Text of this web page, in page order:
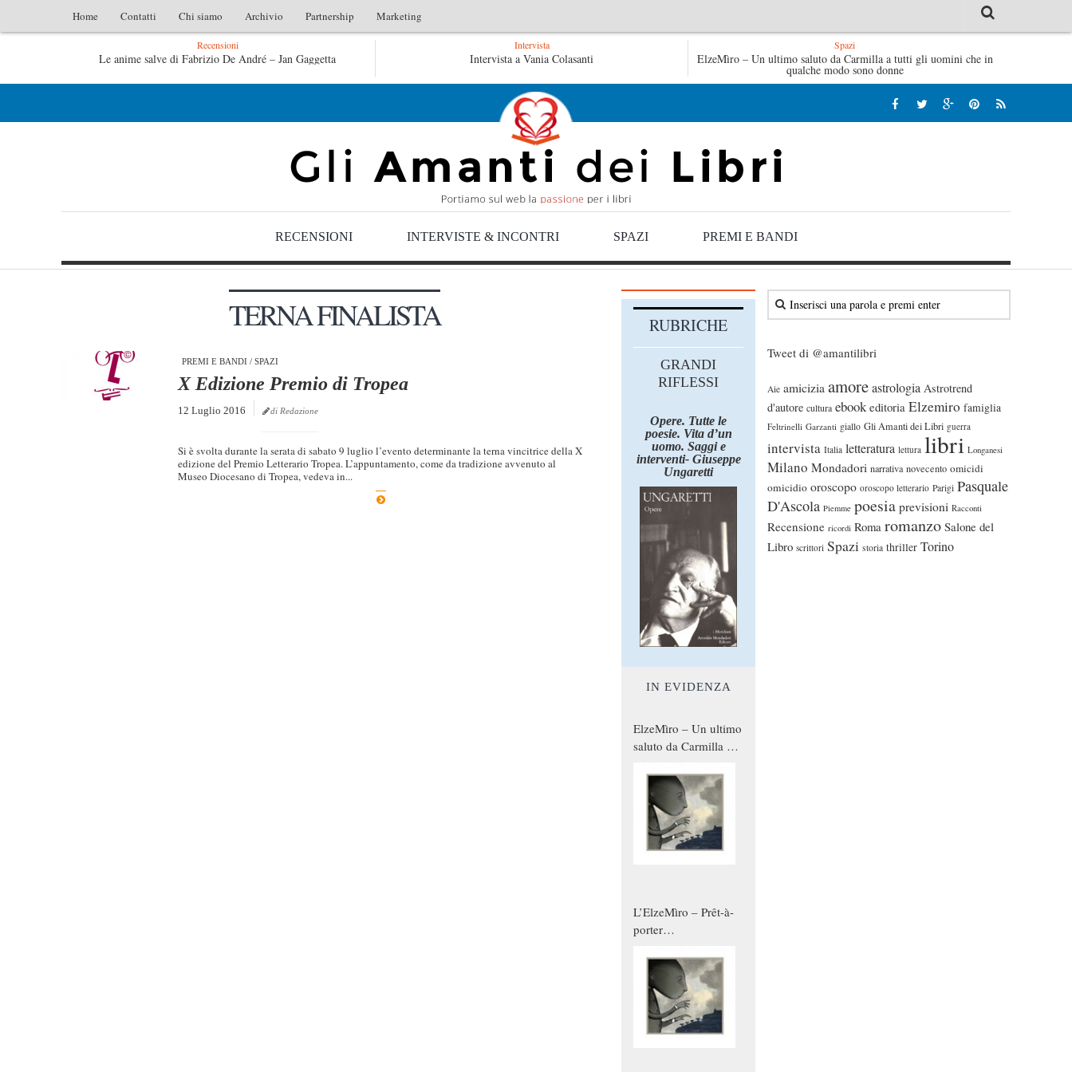
Home Contatti Chi siamo Archivio Partnership Marketing
Recensioni
Le anime salve di Fabrizio De André – Jan Gaggetta Tutte le mattine di Sybil – Virginia Evans Tutte le poesie – Albino Pierro Le anime salve di
Intervista
Intervista a Vania Colasanti
Spazi
ElzeMìro – Un ultimo saluto da Carmilla a tutti gli uomini che in
qualche modo sono donne
RECENSIONI INTERVISTE & INCONTRI SPAZI PREMI E BANDI
TERNA FINALISTA
PREMI E BANDI / SPAZI
X Edizione Premio di Tropea
12 Luglio 2016 di Redazione
Si è svolta durante la serata di sabato 9 luglio l’evento determinante la terna vincitrice della X
edizione del Premio Letterario Tropea. L’appuntamento, come da tradizione avvenuto al
Museo Diocesano di Tropea, vedeva in...
Tweet di @amantilibri
Aie amicizia amoreastrologia Astrotrend
d'autore cultura ebook editoria Elzemiro famiglia
Feltrinelli Garzanti giallo Gli Amanti dei Libri guerra
intervista Italia letteratura lettura libri Longanesi
Milano Mondadori narrativa novecento omicidi
omicidio oroscopo oroscopo letterario Parigi Pasquale
D'Ascola Piemme poesia previsioni Racconti
Recensione ricordi Roma romanzo Salone del
Libro scrittori Spazi storia thriller Torino
RUBRICHE
GRANDI
RIFLESSI
Opere. Tutte le
poesie. Vita d’un
uomo. Saggi e
interventi- Giuseppe
Ungaretti
IN EVIDENZA
ElzeMìro – Un ultimo
saluto da Carmilla a
qualche modo sono
donne
L’ElzeMìro – Prêt-à-
porter